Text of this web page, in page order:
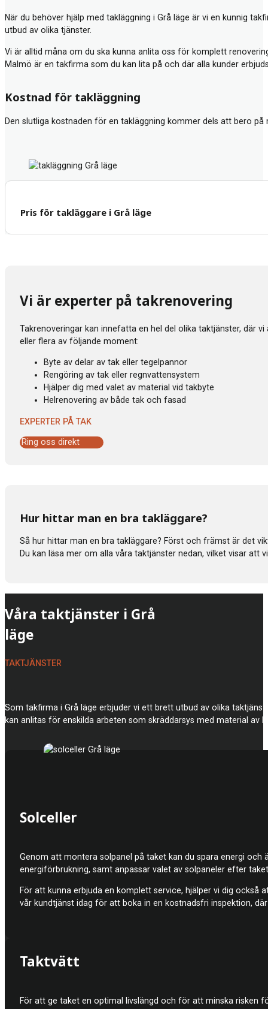
När du behöver hjälp med takläggning i Grå läge är vi en kunnig
utbud av olika tjänster.
Vi är alltid måna om du ska kunna anlita oss för komplett
Malmö är en takfirma som du kan lita på och där alla kunder
Kostnad för takläggning
Den slutliga kostnaden för en takläggning kommer dels att bero
Pris för takläggare i Grå läge
Vi är experter på takrenovering
Takrenoveringar kan innefatta en hel del olika taktjänster, där
eller flera av följande moment:
Byte av delar av tak eller tegelpannor
Rengöring av tak eller regnvattensystem
Hjälper dig med valet av material vid takbyte
Helrenovering av både tak och fasad
EXPERTER PÅ TAK
Ring oss direkt
Hur hittar man en bra takläggare?
Så hur hittar man en bra takläggare? Först och främst är det
Du kan läsa mer om alla våra taktjänster nedan, vilket visar
Våra taktjänster i Grå
läge
TAKTJÄNSTER
Som takfirma i Grå läge erbjuder vi ett brett utbud av olika
kan anlitas för enskilda arbeten som skräddarsys med material av
Solceller
Genom att montera solpanel på taket kan du spara energi och
energiförbrukning, samt anpassar valet av solpaneler efter
För att kunna erbjuda en komplett service, hjälper vi dig
vår kundtjänst idag för att boka in en kostnadsfri inspektion,
Taktvätt
För att ge taket en optimal livslängd och för att minska risken